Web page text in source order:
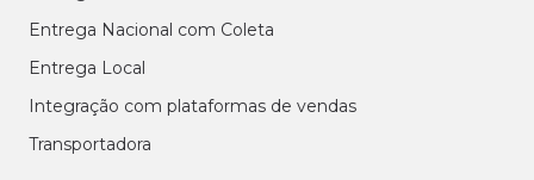
Entrega Nacional com Coleta
Entrega Local
Integração com plataformas de vendas
Transportadora